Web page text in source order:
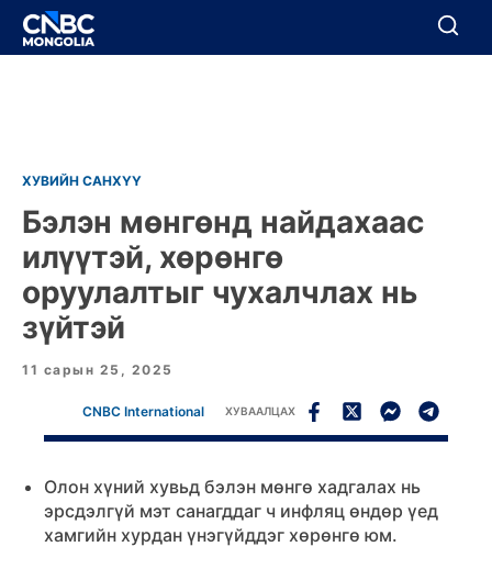
BREAKING
Цуцлах
ХУВИЙН САНХҮҮ
Бэлэн мөнгөнд найдахаас
илүүтэй, хөрөнгө
оруулалтыг чухалчлах нь
зүйтэй
11 сарын 25, 2025
CNBC International ХУВААЛЦАХ
Олон хүний хувьд бэлэн мөнгө хадгалах нь
эрсдэлгүй мэт санагддаг ч инфляц өндөр үед
хамгийн хурдан үнэгүйддэг хөрөнгө юм.